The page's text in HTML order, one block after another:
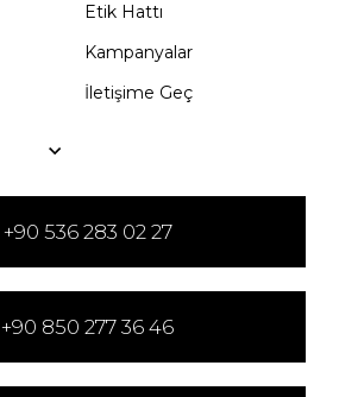
Etik Hattı
Kampanyalar
İletişime Geç
+90 536 283 02 27
+90 850 277 36 46